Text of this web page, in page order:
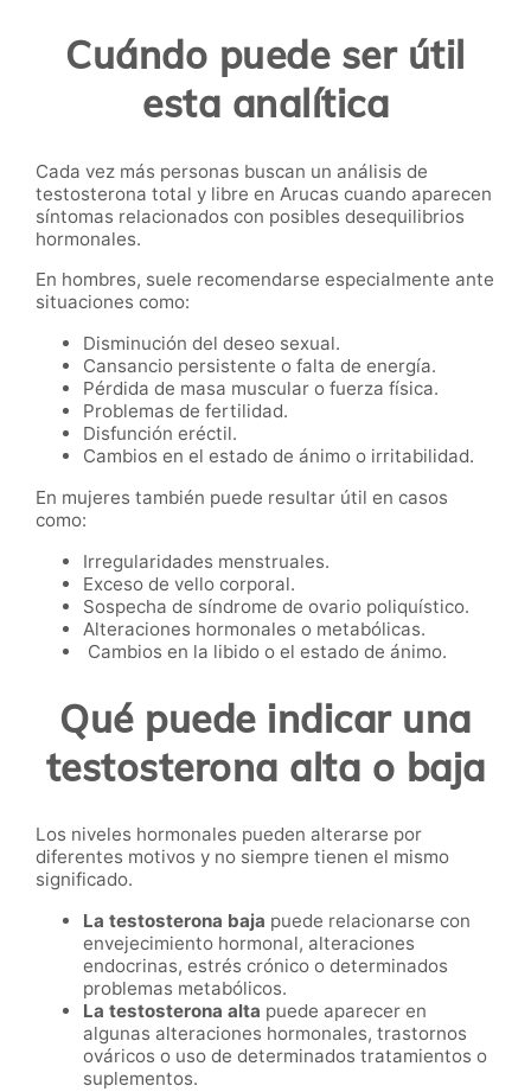
Cuándo puede ser útil
esta analítica
Cada vez más personas buscan un análisis de
testosterona total y libre en Arucas cuando aparecen
síntomas relacionados con posibles desequilibrios
hormonales.
En hombres, suele recomendarse especialmente ante
situaciones como:
Disminución del deseo sexual.
Cansancio persistente o falta de energía.
Pérdida de masa muscular o fuerza física.
Problemas de fertilidad.
Disfunción eréctil.
Cambios en el estado de ánimo o irritabilidad.
En mujeres también puede resultar útil en casos
como:
Irregularidades menstruales.
Exceso de vello corporal.
Sospecha de síndrome de ovario poliquístico.
Alteraciones hormonales o metabólicas.
Cambios en la libido o el estado de ánimo.
Qué puede indicar una
testosterona alta o baja
Los niveles hormonales pueden alterarse por
diferentes motivos y no siempre tienen el mismo
significado.
La testosterona baja puede relacionarse con
envejecimiento hormonal, alteraciones
endocrinas, estrés crónico o determinados
problemas metabólicos.
La testosterona alta puede aparecer en
algunas alteraciones hormonales, trastornos
ováricos o uso de determinados tratamientos o
suplementos.